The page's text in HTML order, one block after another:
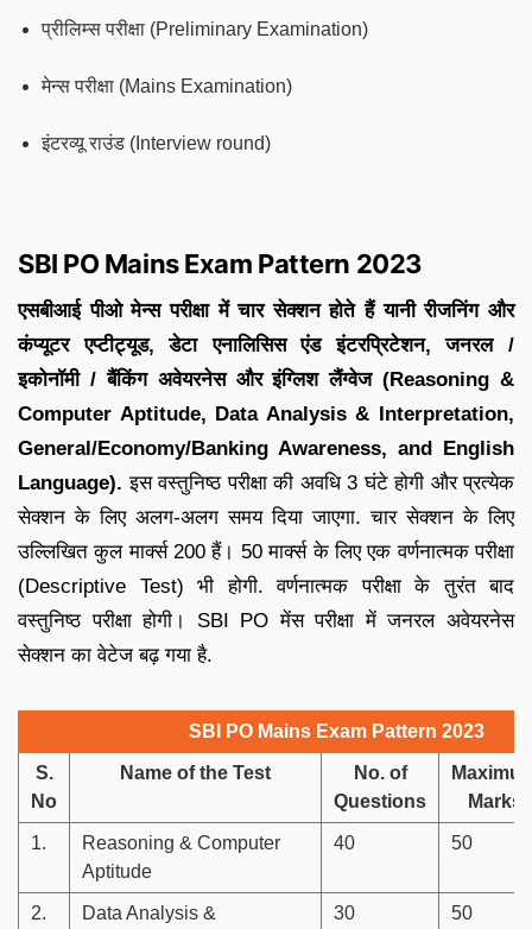
प्रीलिम्स परीक्षा (Preliminary Examination)
मेन्स परीक्षा (Mains Examination)
इंटरव्यू राउंड (Interview round)
SBI PO Mains Exam Pattern 2023
एसबीआई पीओ मेन्स परीक्षा में चार सेक्शन होते हैं यानी रीजनिंग और
कंप्यूटर एप्टीट्यूड, डेटा एनालिसिस एंड इंटरप्रिटेशन, जनरल /
इकोनॉमी / बैंकिंग अवेयरनेस और इंग्लिश लैंग्वेज (Reasoning &
Computer Aptitude, Data Analysis & Interpretation,
General/Economy/Banking Awareness, and English
Language). इस वस्तुनिष्ठ परीक्षा की अवधि 3 घंटे होगी और प्रत्येक
सेक्शन के लिए अलग-अलग समय दिया जाएगा. चार सेक्शन के लिए
उल्लिखित कुल मार्क्स 200 हैं। 50 मार्क्स के लिए एक वर्णनात्मक परीक्षा
(Descriptive Test) भी होगी. वर्णनात्मक परीक्षा के तुरंत बाद
वस्तुनिष्ठ परीक्षा होगी। SBI PO मेंस परीक्षा में जनरल अवेयरनेस
सेक्शन का वेटेज बढ़ गया है.
SBI PO Mains Exam Pattern 2023
S.
No
Name of the Test
No. of
Questions
Marks
1.
Reasoning & Computer
Aptitude
40 50
2.
Data Analysis &
30 50